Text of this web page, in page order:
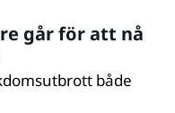
går för att nå
både